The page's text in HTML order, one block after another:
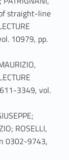
straight-line
10979, pp.
3349, vol.
ROSELLI,
0302-9743,